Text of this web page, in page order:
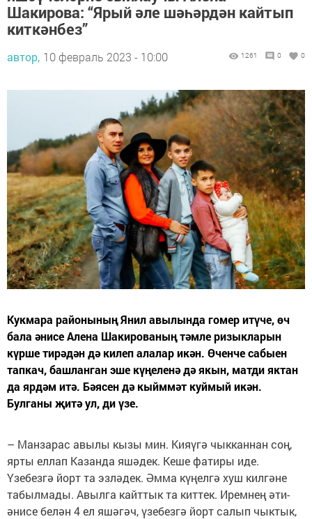
Шакирова: “Ярый әле шәһәрдән кайтып
киткәнбез”
автор, 10 февраль 2023 - 10:00 1261 0 0
Кукмара районының Янил авылында гомер итүче, өч
бала әнисе Алена Шакированың тәмле ризыкларын
күрше тирәдән дә килеп алалар икән. Өченче сабыен
тапкач, башланган эше күңеленә дә якын, матди яктан
да ярдәм итә. Бәясен дә кыйммәт куймый икән.
Булганы җитә ул, ди үзе.
– Манзарас авылы кызы мин. Кияүгә чыкканнан соң,
ярты еллап Казанда яшәдек. Кеше фатиры иде.
Үзебезгә йорт та эзләдек. Әмма күңелгә хуш килгәне
табылмады. Авылга кайттык та киттек. Иремнең әти-
әнисе белән 4 ел яшәгәч, үзебезгә йорт салып чыктык,